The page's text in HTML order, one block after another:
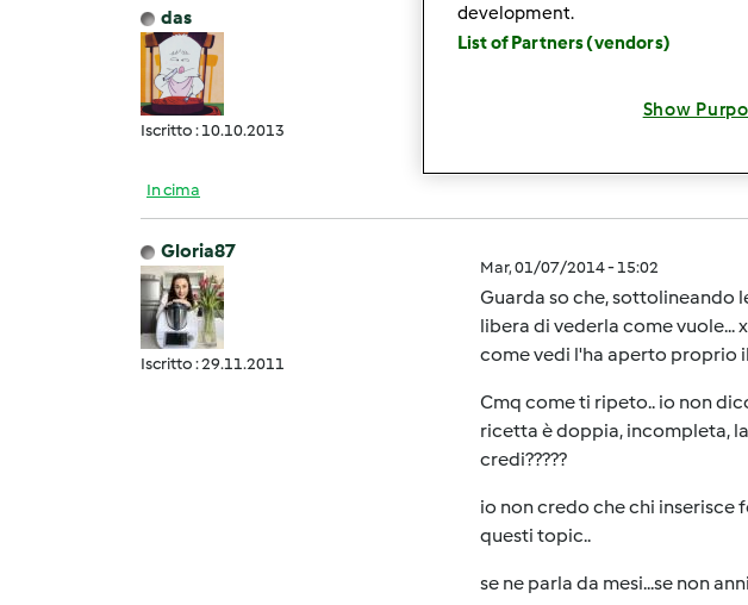
das
Iscritto : 10.10.2013
Mar, 01/07/2014 - 14:58
In cima
Gloria87
Iscritto : 29.11.2011
Mar, 01/07/2014 - 15:02
Guarda so che, sottolineando
libera di vederla come
come vedi l'ha aperto proprio
Cmq come ti ripeto.. io non
ricetta è doppia, incompleta,
credi?????
io non credo che chi inserisce
questi topic..
se ne parla da mesi...se non
development.
List of Partners (vendors)
Show